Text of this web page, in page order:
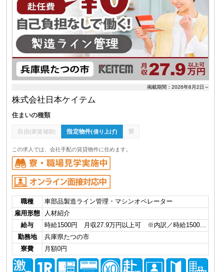
掲載期間：2026年8月2日～
株式会社日本ケイテム
住まいの種類
自由(家賃補助) 指定物件(借り上げ) 寮
この求人では、会社手配の賃貸物件に住めます。
職種
車部品製造ライン管理・マシンオペレーター
雇用形態
人材紹介
給与
時給1500円 月収27.9万円以上可 ※内訳／時給1500…
勤務地
兵庫県たつの市
寮費
月額0円